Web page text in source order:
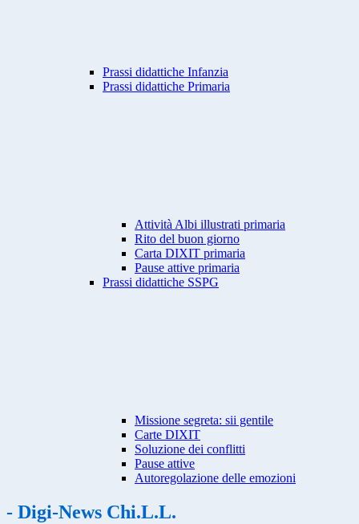
Prassi didattiche Infanzia
Prassi didattiche Primaria
Attività Albi illustrati primaria
Rito del buon giorno
Carta DIXIT primaria
Pause attive primaria
Prassi didattiche SSPG
Missione segreta: sii gentile
Carte DIXIT
Soluzione dei conflitti
Pause attive
Autoregolazione delle emozioni
- Digi-News Chi.L.L.